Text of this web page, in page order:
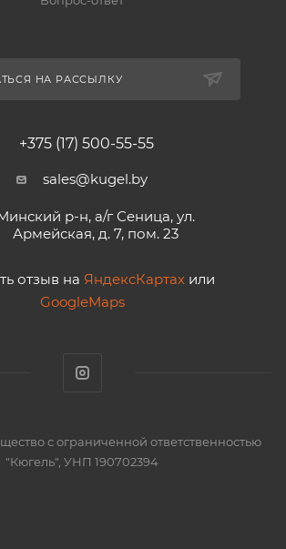
НА РАССЫЛКУ
+375 (17) 500-55-55
sales@kugel.by
р-н, а/г Сеница, ул.
Армейская, д. 7, пом. 23
отзыв на ЯндексКартах или
GoogleMaps
с ограниченной ответственностью
"Кюгель", УНП 190702394
ФАЙЛОВ COOKIE